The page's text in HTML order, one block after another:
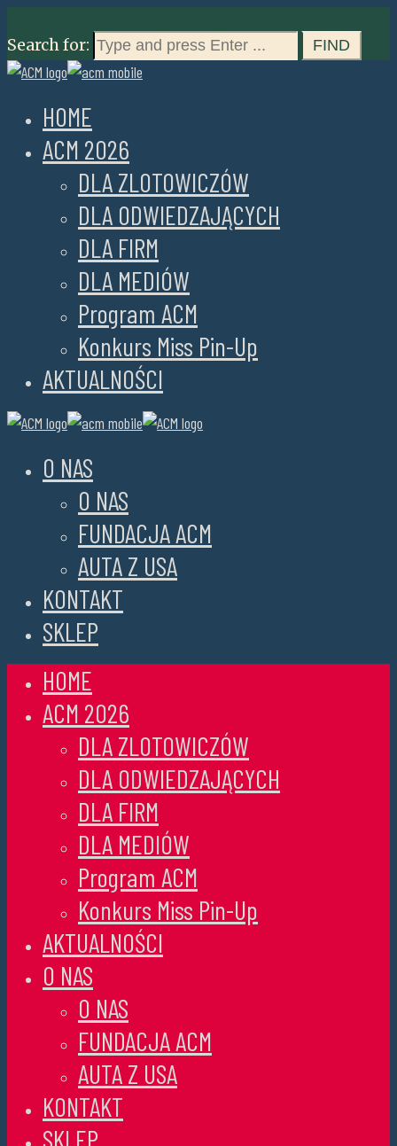
Search for:
HOME
ACM 2026
DLA ZLOTOWICZÓW
DLA ODWIEDZAJĄCYCH
DLA FIRM
DLA MEDIÓW
Program ACM
Konkurs Miss Pin-Up
AKTUALNOŚCI
O NAS
O NAS
FUNDACJA ACM
AUTA Z USA
KONTAKT
SKLEP
HOME
ACM 2026
DLA ZLOTOWICZÓW
DLA ODWIEDZAJĄCYCH
DLA FIRM
DLA MEDIÓW
Program ACM
Konkurs Miss Pin-Up
AKTUALNOŚCI
O NAS
O NAS
FUNDACJA ACM
AUTA Z USA
KONTAKT
SKLEP